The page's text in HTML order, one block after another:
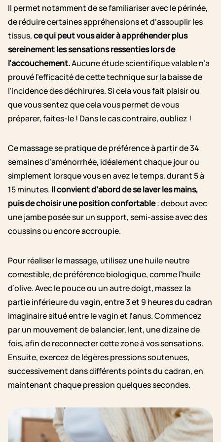
Il permet notamment de se familiariser avec le périnée,
de réduire certaines appréhensions et d’assouplir les
tissus,ce qui peut vous aider à appréhender plus
sereinement les sensations ressenties lors de
l’accouchement.Aucune étude scientifique valable n’a
prouvé l’efficacité de cette technique sur la baisse de
l’incidence des déchirures. Si cela vous fait plaisir ou
que vous sentez que cela vous permet de vous
préparer, faites-le ! Dans le cas contraire, oubliez !
Ce massage se pratique de préférence à partir de 34
semaines d’aménorrhée, idéalement chaque jour ou
simplement lorsque vous en avez le temps, durant 5 à
15 minutes. Il convient d’abord de se laver les mains,
puis de choisir une position confortable: debout avec
une jambe posée sur un support, semi-assise avec des
coussins ou encore accroupie.
Pour réaliser le massage, utilisez une huile neutre
comestible, de préférence biologique, comme l’huile
d’olive. Avec le pouce ou un autre doigt, massez la
partie inférieure du vagin, entre 3 et 9 heures du cadran
imaginaire situé entre le vagin et l’anus. Commencez
par un mouvement de balancier, lent, une dizaine de
fois, afin de reconnecter cette zone à vos sensations.
Ensuite, exercez de légères pressions soutenues,
successivement dans différents points du cadran, en
maintenant chaque pression quelques secondes.